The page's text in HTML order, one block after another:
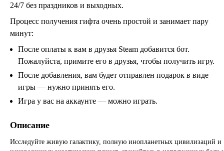
24/7 без праздников и выходных.
Процесс получения гифта очень простой и занимает пару
минут:
После оплаты к вам в друзья Steam добавится бот.
Пожалуйста, примите его в друзья, чтобы получить игру.
После добавления, вам будет отправлен подарок в виде
игры — нужно принять его.
Игра у вас на аккаунте — можно играть.
Описание
Исследуйте живую галактику, полную инопланетных цивилизаций и